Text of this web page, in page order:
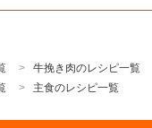
牛挽き肉のレシピ一覧
主食のレシピ一覧